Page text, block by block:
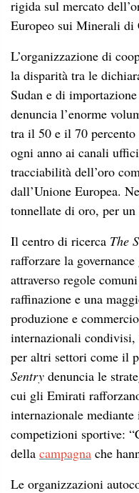
rigida sul mercato
Europeo sui Minerali di
L’organizzazione di
la disparità tra le
Sudan e di
denuncia l’enorme
tra il 50 e il 70
ogni anno ai canali
tracciabilità dell’oro
dall’Unione Europea.
tonnellate di oro, per
Il centro di ricerca The
rafforzare la
attraverso regole
raffinazione e una
produzione e
internazionali
per altri settori come il
Sentry denuncia le
cui gli Emirati
internazionale
competizioni sportive:
della campagna che
Le organizzazioni